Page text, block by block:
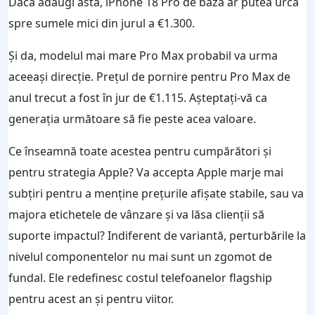
spre sumele mici din jurul a €1.300.
Și da, modelul mai mare Pro Max probabil va urma
aceeași direcție. Prețul de pornire pentru Pro Max de
anul trecut a fost în jur de €1.115. Așteptați-vă ca
generația următoare să fie peste acea valoare.
Ce înseamnă toate acestea pentru cumpărători și
pentru strategia Apple? Va accepta Apple marje mai
subțiri pentru a menține prețurile afișate stabile, sau va
majora etichetele de vânzare și va lăsa clienții să
suporte impactul? Indiferent de variantă, perturbările la
nivelul componentelor nu mai sunt un zgomot de
fundal. Ele redefinesc costul telefoanelor flagship
pentru acest an și pentru viitor.